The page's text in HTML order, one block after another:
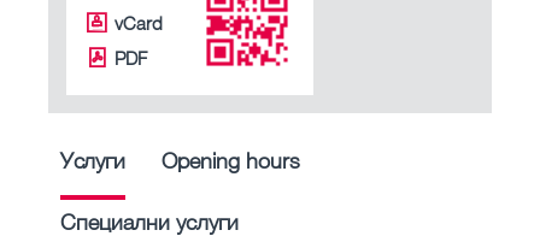
vCard
PDF
Услуги Opening hours
Специални услуги